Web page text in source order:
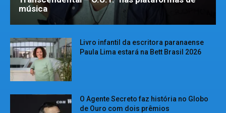
música
Livro infantil da escritora paranaense
Paula Lima estará na Bett Brasil 2026
O Agente Secreto faz história no Globo
de Ouro com dois prêmios